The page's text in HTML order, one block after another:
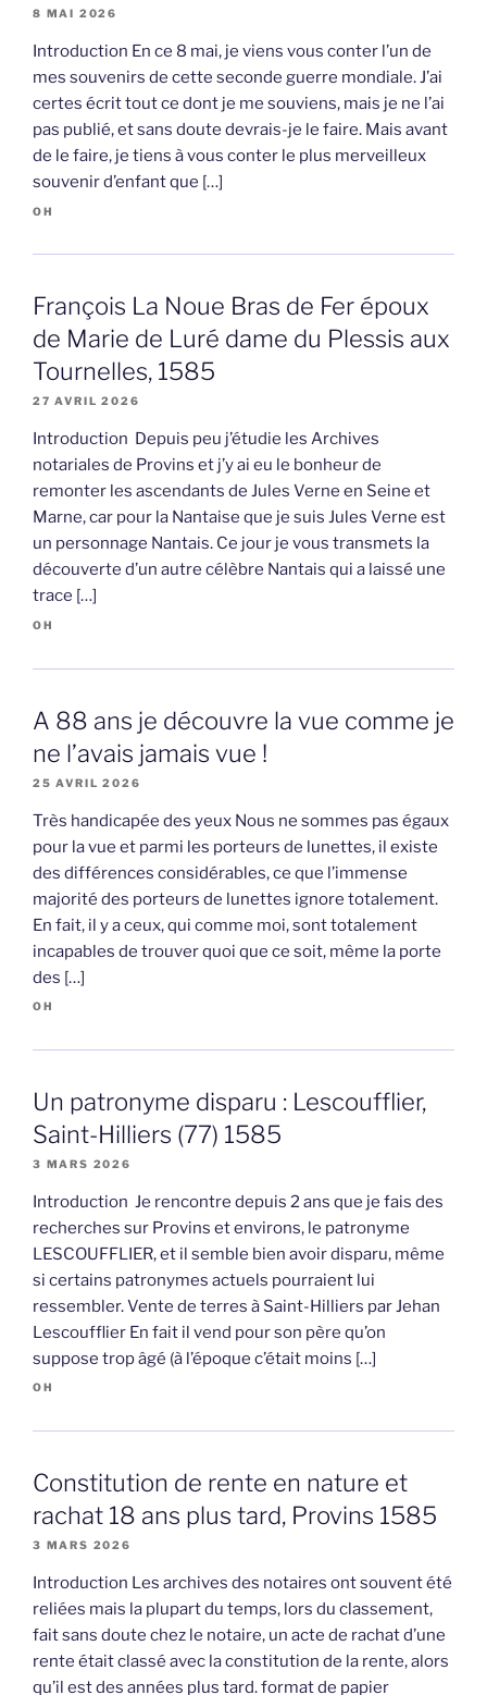
8 MAI 2026
Introduction En ce 8 mai, je viens vous conter l’un de
mes souvenirs de cette seconde guerre mondiale. J’ai
certes écrit tout ce dont je me souviens, mais je ne l’ai
pas publié, et sans doute devrais-je le faire. Mais avant
de le faire, je tiens à vous conter le plus merveilleux
souvenir d’enfant que […]
OH
François La Noue Bras de Fer époux
de Marie de Luré dame du Plessis aux
Tournelles, 1585
27 AVRIL 2026
Introduction Depuis peu j’étudie les Archives
notariales de Provins et j’y ai eu le bonheur de
remonter les ascendants de Jules Verne en Seine et
Marne, car pour la Nantaise que je suis Jules Verne est
un personnage Nantais. Ce jour je vous transmets la
découverte d’un autre célèbre Nantais qui a laissé une
trace […]
OH
A 88 ans je découvre la vue comme je
ne l’avais jamais vue !
25 AVRIL 2026
Très handicapée des yeux Nous ne sommes pas égaux
pour la vue et parmi les porteurs de lunettes, il existe
des différences considérables, ce que l’immense
majorité des porteurs de lunettes ignore totalement.
En fait, il y a ceux, qui comme moi, sont totalement
incapables de trouver quoi que ce soit, même la porte
des […]
OH
Un patronyme disparu : Lescoufflier,
Saint-Hilliers (77) 1585
3 MARS 2026
Introduction Je rencontre depuis 2 ans que je fais des
recherches sur Provins et environs, le patronyme
LESCOUFFLIER, et il semble bien avoir disparu, même
si certains patronymes actuels pourraient lui
ressembler. Vente de terres à Saint-Hilliers par Jehan
Lescoufflier En fait il vend pour son père qu’on
suppose trop âgé (à l’époque c’était moins […]
OH
Constitution de rente en nature et
rachat 18 ans plus tard, Provins 1585
3 MARS 2026
Introduction Les archives des notaires ont souvent été
reliées mais la plupart du temps, lors du classement,
fait sans doute chez le notaire, un acte de rachat d’une
rente était classé avec la constitution de la rente, alors
qu’il est des années plus tard. format de papier